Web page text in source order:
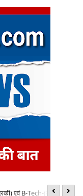
एवं B-Tech-(खाद्य